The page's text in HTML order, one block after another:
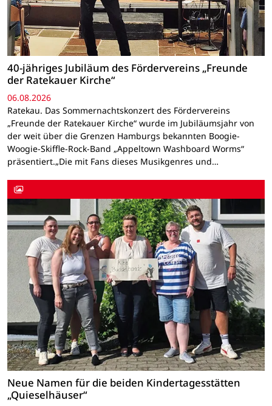
40-jähriges Jubiläum des Fördervereins „Freunde
der Ratekauer Kirche“
06.08.2026
Ratekau. Das Sommernachtskonzert des Fördervereins
„Freunde der Ratekauer Kirche“ wurde im Jubiläumsjahr von
der weit über die Grenzen Hamburgs bekannten Boogie-
Woogie-Skiffle-Rock-Band „Appeltown Washboard Worms“
präsentiert.„Die mit Fans dieses Musikgenres und…
Neue Namen für die beiden Kindertagesstätten
„Quieselhäuser“